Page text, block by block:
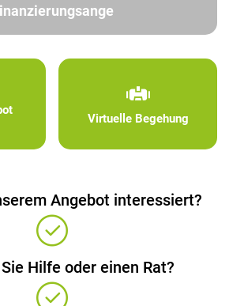
Virtuelle Begehung
Angebot interessiert?
Hilfe oder einen Rat?